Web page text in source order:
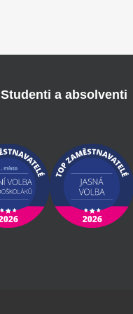
Studenti a absolventi